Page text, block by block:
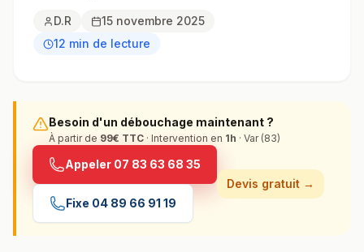
D.R
15 novembre 2025
12 min de lecture
Besoin d'un débouchage maintenant ?
À partir de 99€ TTC · Intervention en 1h · Var (83)
Appeler 07 83 63 68 35
Fixe 04 89 66 91 19
Devis gratuit →